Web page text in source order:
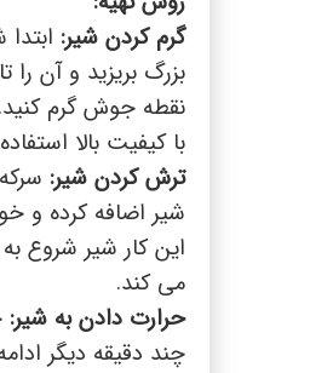
گرم کردن شیر:
بزرگ بریزید و آن را
نقطه جوش گرم کنید.
با کیفیت بالا
ترش کردن شیر:
شیر اضافه کرده و
این کار شیر شروع
می کند.
حرارت دادن به شیر:
چند دقیقه دیگر